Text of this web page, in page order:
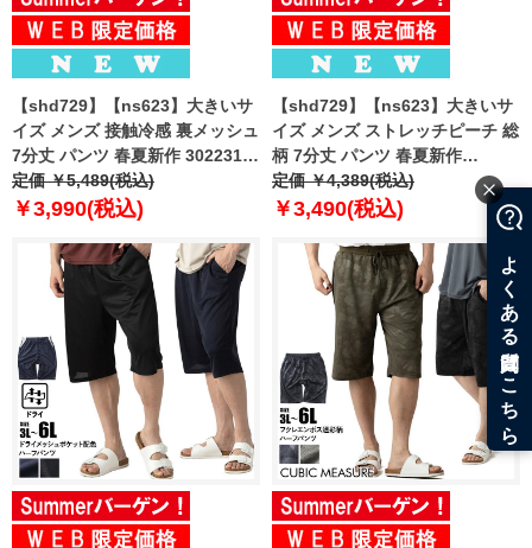
【shd729】【ns623】大きいサ
イズ メンズ 接触冷感 裏メッシュ
7分丈 パンツ 春夏新作 302231az
【fre】
定価 ￥5,489(税込)
￥3,990(税込)
【shd729】【ns623】大きいサ
イズ メンズ ストレッチピーチ 総
柄 7分丈 パンツ 春夏新作
302249az 【fre】
定価 ￥4,389(税込)
￥3,490(税込)